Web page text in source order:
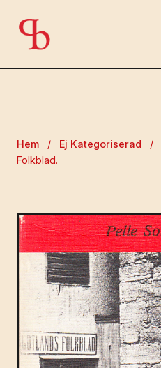
Hem / Ej Kategoriserad /
Folkblad.